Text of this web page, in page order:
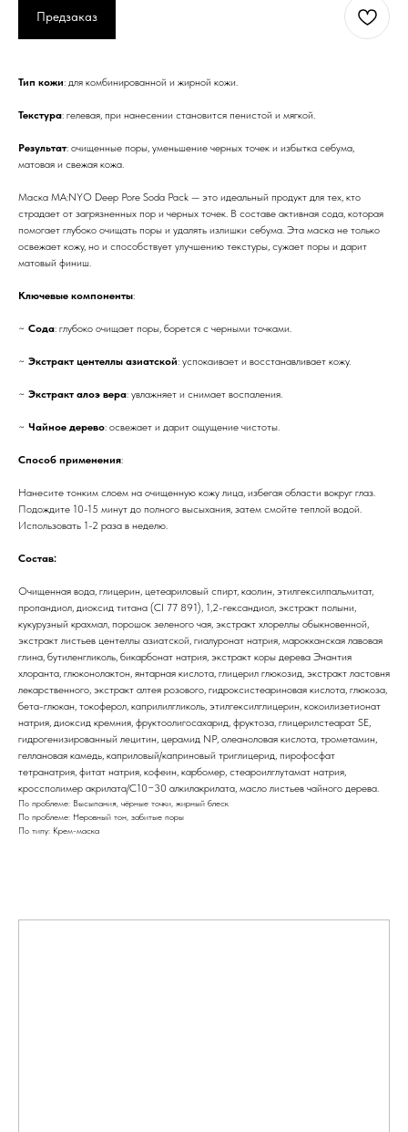
Предзаказ
Тип кожи: для комбинированной и жирной кожи.
Текстура: гелевая, при нанесении становится пенистой и мягкой.
Результат: очищенные поры, уменьшение черных точек и избытка себума,
матовая и свежая кожа.
Маска MA:NYO Deep Pore Soda Pack — это идеальный продукт для тех, кто
страдает от загрязненных пор и черных точек. В составе активная сода, которая
помогает глубоко очищать поры и удалять излишки себума. Эта маска не только
освежает кожу, но и способствует улучшению текстуры, сужает поры и дарит
матовый финиш.
Ключевые компоненты:
~ Сода: глубоко очищает поры, борется с черными точками.
~ Экстракт центеллы азиатской: успокаивает и восстанавливает кожу.
~ Экстракт алоэ вера: увлажняет и снимает воспаления.
~ Чайное дерево: освежает и дарит ощущение чистоты.
Способ применения:
Нанесите тонким слоем на очищенную кожу лица, избегая области вокруг глаз.
Подождите 10-15 минут до полного высыхания, затем смойте теплой водой.
Использовать 1-2 раза в неделю.
Состав:
Очищенная вода, глицерин, цетеариловый спирт, каолин, этилгексилпальмитат,
пропандиол, диоксид титана (CI 77 891), 1,2-гександиол, экстракт полыни,
кукурузный крахмал, порошок зеленого чая, экстракт хлореллы обыкновенной,
экстракт листьев центеллы азиатской, гиалуронат натрия, марокканская лавовая
глина, бутиленгликоль, бикарбонат натрия, экстракт коры дерева Энантия
хлоранта, глюконолактон, янтарная кислота, глицерил глюкозид, экстракт ластовня
лекарственного, экстракт алтея розового, гидроксистеариновая кислота, глюкоза,
бета-глюкан, токоферол, каприлилгликоль, этилгексилглицерин, кокоилизетионат
натрия, диоксид кремния, фруктоолигосахарид, фруктоза, глицерилстеарат SE,
гидрогенизированный лецитин, церамид NP, олеаноловая кислота, трометамин,
геллановая камедь, каприловый/каприновый триглицерид, пирофосфат
тетранатрия, фитат натрия, кофеин, карбомер, стеароилглутамат натрия,
кроссполимер акрилата/C10−30 алкилакрилата, масло листьев чайного дерева.
По проблеме: Высыпания, чёрные точки, жирный блеск
По проблеме: Неровный тон, забитые поры
По типу: Крем-маска